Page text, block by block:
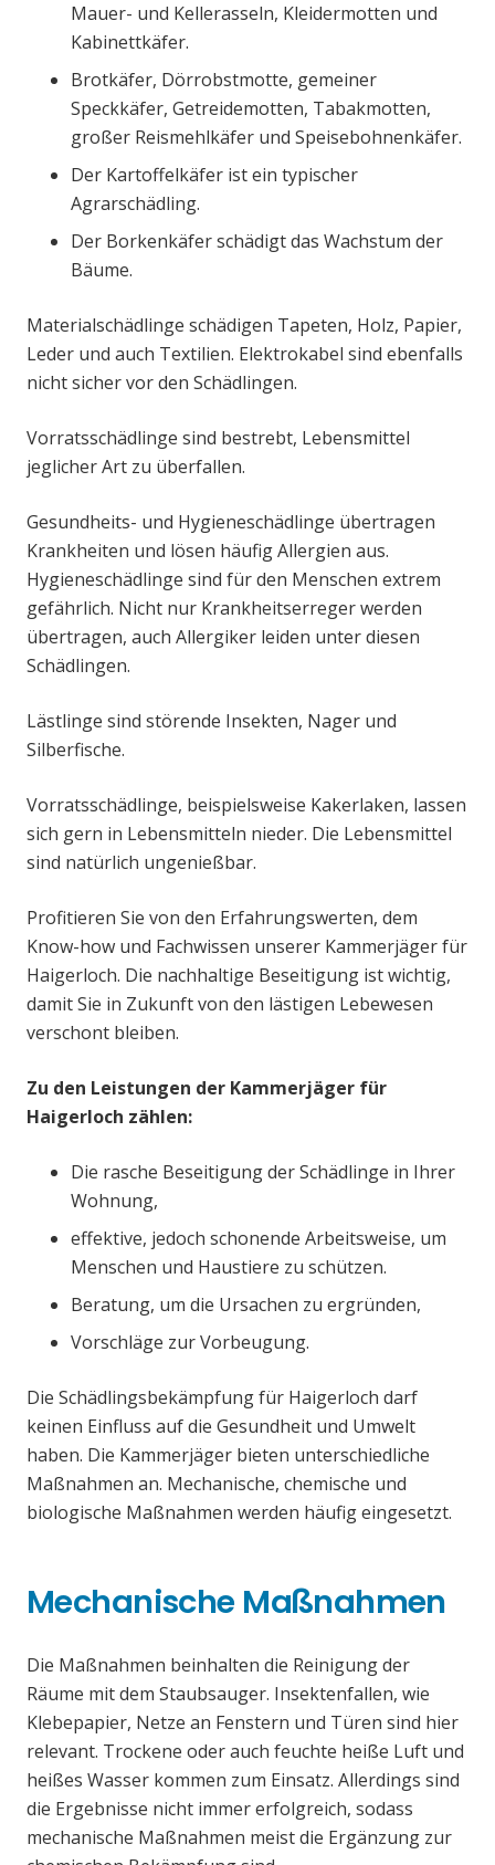
Mauer- und Kellerasseln, Kleidermotten und
Kabinettkäfer.
Brotkäfer, Dörrobstmotte, gemeiner
Speckkäfer, Getreidemotten, Tabakmotten,
großer Reismehlkäfer und Speisebohnenkäfer.
Der Kartoffelkäfer ist ein typischer
Agrarschädling.
Der Borkenkäfer schädigt das Wachstum der
Bäume.
Materialschädlinge schädigen Tapeten, Holz, Papier,
Leder und auch Textilien. Elektrokabel sind ebenfalls
nicht sicher vor den Schädlingen.
Vorratsschädlinge sind bestrebt, Lebensmittel
jeglicher Art zu überfallen.
Gesundheits- und Hygieneschädlinge übertragen
Krankheiten und lösen häufig Allergien aus.
Hygieneschädlinge sind für den Menschen extrem
gefährlich. Nicht nur Krankheitserreger werden
übertragen, auch Allergiker leiden unter diesen
Schädlingen.
Lästlinge sind störende Insekten, Nager und
Silberfische.
Vorratsschädlinge, beispielsweise Kakerlaken, lassen
sich gern in Lebensmitteln nieder. Die Lebensmittel
sind natürlich ungenießbar.
Profitieren Sie von den Erfahrungswerten, dem
Know-how und Fachwissen unserer Kammerjäger für
Haigerloch. Die nachhaltige Beseitigung ist wichtig,
damit Sie in Zukunft von den lästigen Lebewesen
verschont bleiben.
Zu den Leistungen der Kammerjäger für
Haigerloch zählen:
Die rasche Beseitigung der Schädlinge in Ihrer
Wohnung,
effektive, jedoch schonende Arbeitsweise, um
Menschen und Haustiere zu schützen.
Beratung, um die Ursachen zu ergründen,
Vorschläge zur Vorbeugung.
Die Schädlingsbekämpfung für Haigerloch darf
keinen Einfluss auf die Gesundheit und Umwelt
haben. Die Kammerjäger bieten unterschiedliche
Maßnahmen an. Mechanische, chemische und
biologische Maßnahmen werden häufig eingesetzt.
Mechanische Maßnahmen
Die Maßnahmen beinhalten die Reinigung der
Räume mit dem Staubsauger. Insektenfallen, wie
Klebepapier, Netze an Fenstern und Türen sind hier
relevant. Trockene oder auch feuchte heiße Luft und
heißes Wasser kommen zum Einsatz. Allerdings sind
die Ergebnisse nicht immer erfolgreich, sodass
mechanische Maßnahmen meist die Ergänzung zur